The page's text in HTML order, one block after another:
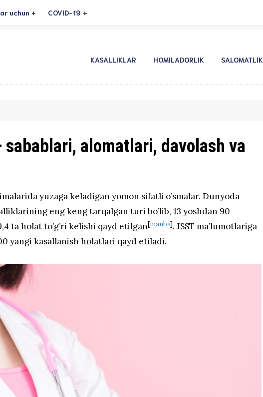
uchun COVID-19
KASALLIKLAR HOMILADORLIK SALOMATLIK
sabablari, alomatlari, davolash va
yuzaga keladigan yomon sifatli o’smalar. Dunyoda
eng keng tarqalgan turi bo’lib, 13 yoshdan 90
ta holat to’g’ri kelishi qayd etilgan[manba]. JSST ma’lumotlariga
yangi kasallanish holatlari qayd etiladi.